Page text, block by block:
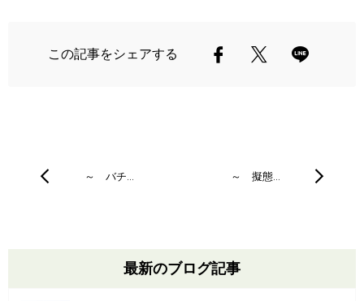
この記事をシェアする
～ バチ… ～ 擬態…
最新のブログ記事